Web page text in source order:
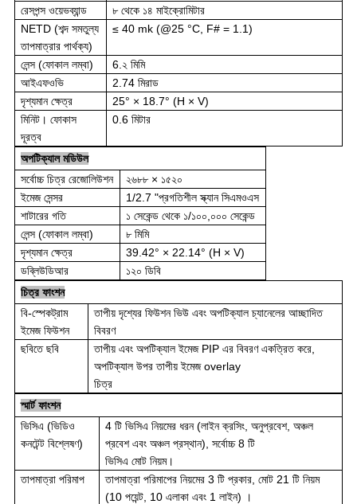
রেসপন্স ওয়েভব্যান্ড
৮ থেকে ১৪ মাইক্রোমিটার
NETD (শব্দ সমতুল্য
তাপমাত্রার পার্থক্য)
≤ 40 mk (@25 °C, F# = 1.1)
লেন্স (ফোকাল লম্বা)
6.২ মিমি
আইএফওভি
2.74 মিরাড
দৃশ্যমান ক্ষেত্র
25° × 18.7° (H × V)
মিনিট। ফোকাস
দূরত্ব
0.6 মিটার
অপটিক্যাল মডিউল
সর্বোচ্চ চিত্র রেজোলিউশন
২৬৮৮ × ১৫২০
ইমেজ সেন্সর
1/2.7 "প্রগতিশীল স্ক্যান সিএমওএস
শাটারের গতি
১ সেকেন্ড থেকে ১/১০০,০০০ সেকেন্ড
লেন্স (ফোকাল লম্বা)
৮ মিমি
দৃশ্যমান ক্ষেত্র
39.42° × 22.14° (H × V)
ডব্লিউডিআর
১২০ ডিবি
চিত্র ফাংশন
বি-স্পেকট্রাম
ইমেজ ফিউশন
তাপীয় দৃশ্যের ফিউশন ভিউ এবং অপটিক্যাল চ্যানেলের আচ্ছাদিত
বিবরণ
ছবিতে ছবি
তাপীয় এবং অপটিক্যাল ইমেজ PIP এর বিবরণ একত্রিত করে,
অপটিক্যাল উপর তাপীয় ইমেজ overlay
চিত্র
স্মার্ট ফাংশন
ভিসিএ (ভিডিও
কনটেন্ট বিশ্লেষণ)
4 টি ভিসিএ নিয়মের ধরন (লাইন ক্রসিং, অনুপ্রবেশ, অঞ্চল
প্রবেশ এবং অঞ্চল প্রস্থান), সর্বোচ্চ 8 টি
ভিসিএ মোট নিয়ম।
তাপমাত্রা পরিমাপ
তাপমাত্রা পরিমাপের নিয়মের 3 টি প্রকার, মোট 21 টি নিয়ম
(10 পয়েন্ট, 10 এলাকা এবং 1 লাইন) ।